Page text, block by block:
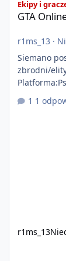
Ekipy i
GTA
r1ms_13 ·
Siemano
zbrodni/
1
r1ms_13